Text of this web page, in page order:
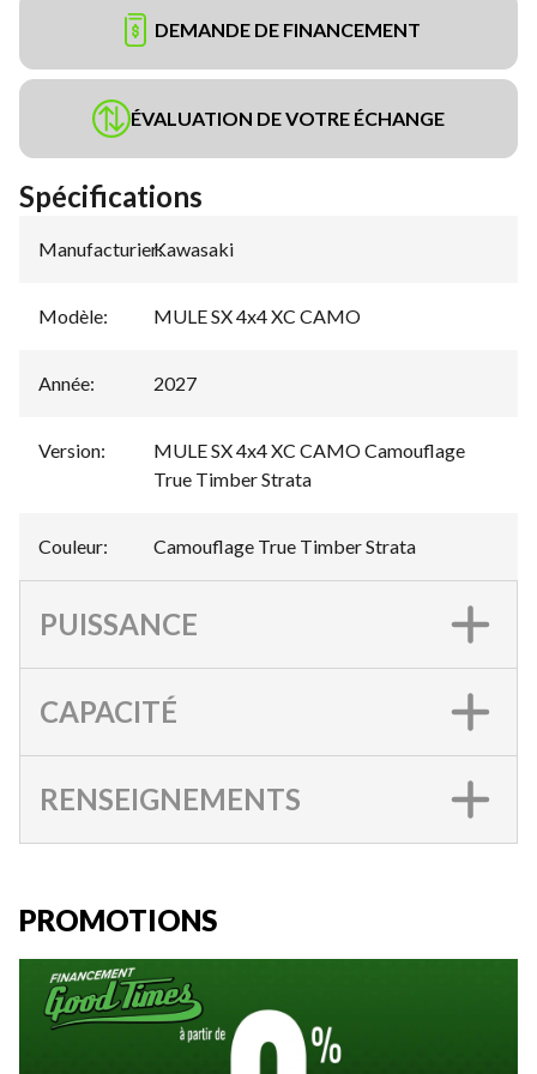
DEMANDE DE FINANCEMENT
ÉVALUATION DE VOTRE ÉCHANGE
Spécifications
Manufacturier:
Kawasaki
Modèle: MULE SX 4x4 XC CAMO
Année: 2027
Version:
MULE SX 4x4 XC CAMO Camouflage
True Timber Strata
Couleur: Camouflage True Timber Strata
PUISSANCE
CAPACITÉ
RENSEIGNEMENTS
PROMOTIONS